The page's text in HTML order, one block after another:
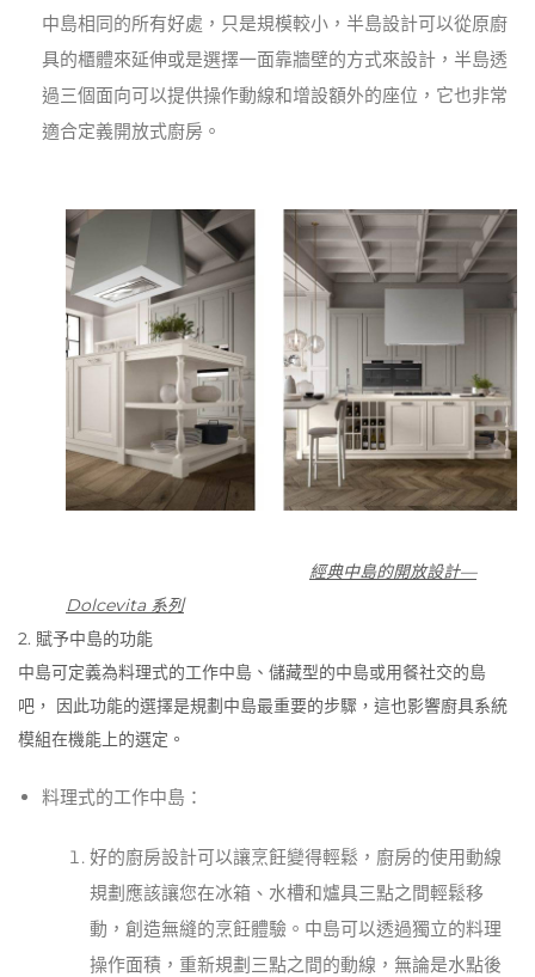
中島相同的所有好處，只是規模較小，半島設計可以從原廚
具的櫃體來延伸或是選擇一面靠牆壁的方式來設計，半島透
過三個面向可以提供操作動線和增設額外的座位，它也非常
適合定義開放式廚房。
經典中島的開放設計—
Dolcevita 系列
2. 賦予中島的功能
中島可定義為料理式的工作中島、儲藏型的中島或用餐社交的島
吧， 因此功能的選擇是規劃中島最重要的步驟，這也影響廚具系統
模組在機能上的選定。
料理式的工作中島：
好的廚房設計可以讓烹飪變得輕鬆，廚房的使用動線
規劃應該讓您在冰箱、水槽和爐具三點之間輕鬆移
動，創造無縫的烹飪體驗。中島可以透過獨立的料理
操作面積，重新規劃三點之間的動線，無論是水點後